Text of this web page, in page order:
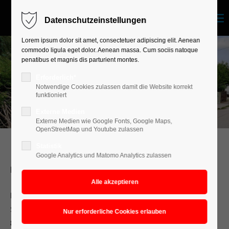
Login
Benutzername
Anmelden
Support
Lorem ipsum dolor sit amet:
Kontakt
Michael Link
Spechtstraße 5
82223 Eichenau
Datenschutzeinstellungen
Lorem ipsum dolor sit amet, consectetuer adipiscing elit. Aenean
commodo ligula eget dolor. Aenean massa. Cum sociis natoque
penatibus et magnis dis parturient montes.
Notwendige Cookies zulassen damit die Website korrekt
funktioniert
Externe Medien wie Google Fonts, Google Maps,
OpenStreetMap und Youtube zulassen
Google Analytics und Matomo Analytics zulassen